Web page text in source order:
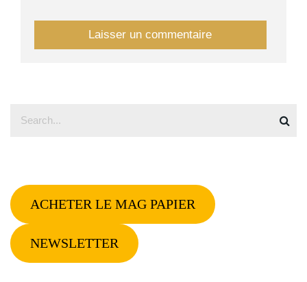
ACHETER LE MAG PAPIER
NEWSLETTER